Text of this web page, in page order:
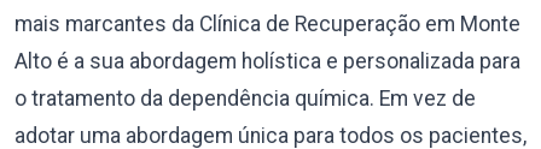
mais marcantes da Clínica de Recuperação em Monte
Alto é a sua abordagem holística e personalizada para
o tratamento da dependência química. Em vez de
adotar uma abordagem única para todos os pacientes,